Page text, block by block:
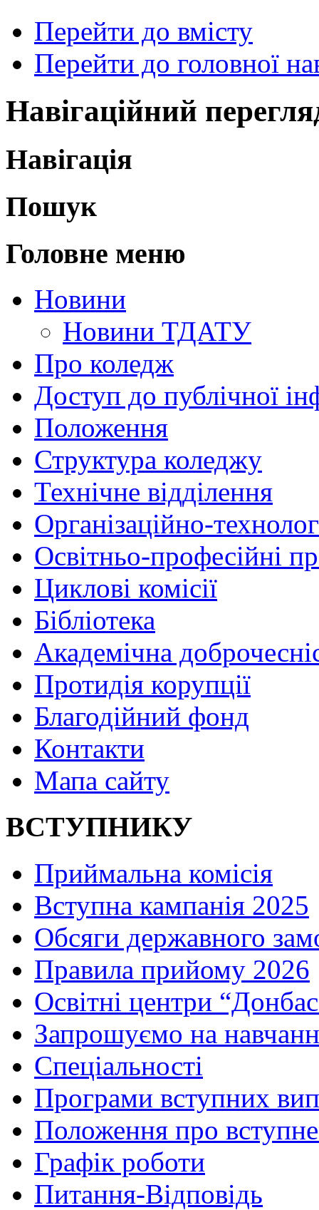
Перейти до вмісту
Перейти до головної
Навігаційний
Навігація
Пошук
Головне меню
Новини
Новини ТДАТУ
Про коледж
Доступ до публічної
Положення
Структура коледжу
Технічне відділення
Організаційно-
Освітньо-професійні
Циклові комісії
Бібліотека
Академічна
Протидія корупції
Благодійний фонд
Контакти
Мапа сайту
ВСТУПНИКУ
Приймальна комісія
Вступна кампанія 2025
Обсяги державного
Правила прийому 2026
Освітні центри
Запрошуємо на
Спеціальності
Програми вступних
Положення про
Графік роботи
Питання-Відповідь